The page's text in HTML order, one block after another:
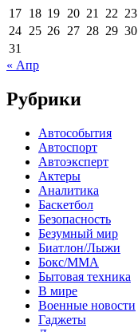
17 18 19 20 21 22 23
24 25 26 27 28 29 30
31
« Апр
Рубрики
Автособытия
Автоспорт
Автоэксперт
Актеры
Аналитика
Баскетбол
Безопасность
Безумный мир
Биатлон/Лыжи
Бокс/MMA
Бытовая техника
В мире
Военные новости
Гаджеты